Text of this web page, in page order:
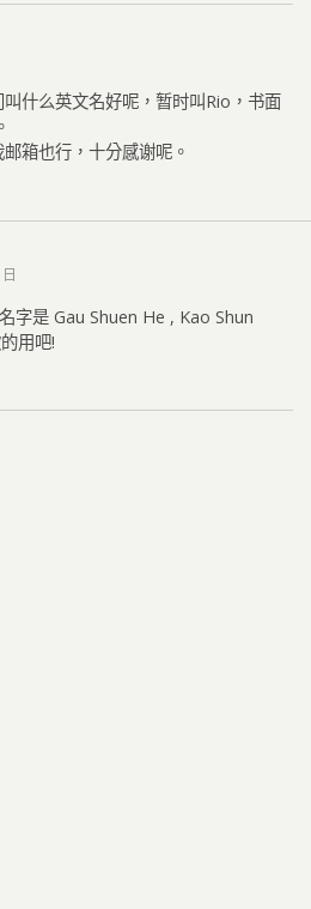
什么英文名好呢，暂时叫Rio，书面
箱也行，十分感谢呢。
字是 Gau Shuen He , Kao Shun
用吧!